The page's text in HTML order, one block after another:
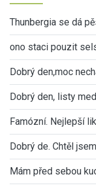
Thunbergia se dá
ono staci pouzit
Dobrý den,moc
Dobrý den, listy
Famózní. Nejlepší
Dobrý de. Chtěl
Mám před sebou